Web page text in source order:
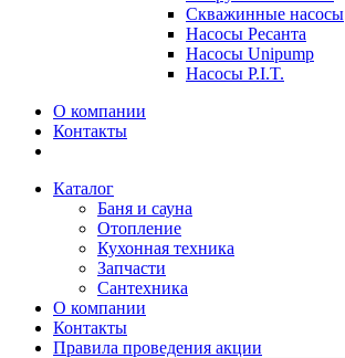
Скважинные насосы
Насосы Ресанта
Насосы Unipump
Насосы P.I.T.
О компании
Контакты
Каталог
Баня и сауна
Отопление
Кухонная техника
Запчасти
Сантехника
О компании
Контакты
Правила проведения акции